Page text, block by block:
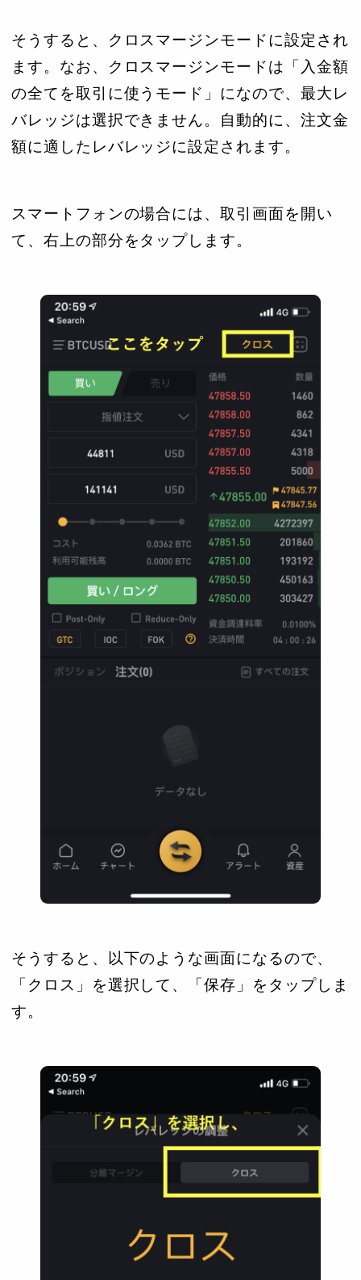
そうすると、クロスマージンモードに設定され
ます。なお、クロスマージンモードは「入金額
の全てを取引に使うモード」になので、最大レ
バレッジは選択できません。自動的に、注文金
額に適したレバレッジに設定されます。
スマートフォンの場合には、取引画面を開い
て、右上の部分をタップします。
そうすると、以下のような画面になるので、
「クロス」を選択して、「保存」をタップしま
す。